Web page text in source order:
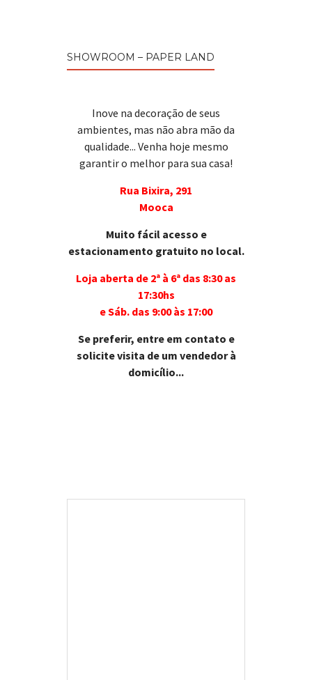
SHOWROOM – PAPER LAND
Inove na decoração de seus
ambientes, mas não abra mão da
qualidade... Venha hoje mesmo
garantir o melhor para sua casa!
Rua Bixira, 291
Mooca
Muito fácil acesso e
estacionamento gratuito no local.
Loja aberta de 2ª à 6ª das 8:30 as
17:30hs
e Sáb. das 9:00 às 17:00
Se preferir, entre em contato e
solicite visita de um vendedor à
domicílio...